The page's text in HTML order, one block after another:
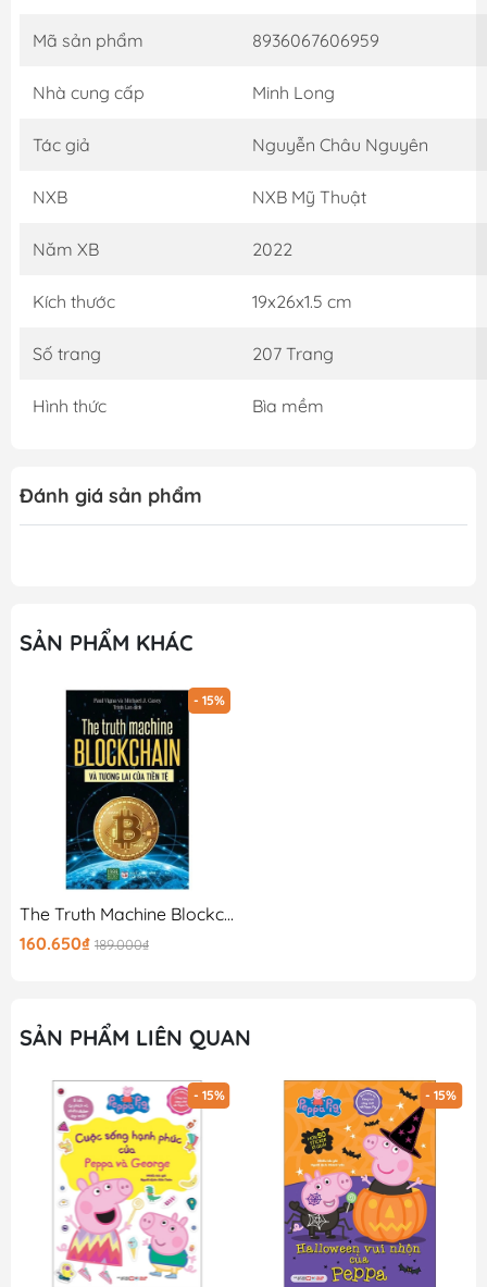
Mã sản phẩm 8936067606959
Nhà cung cấp Minh Long
Tác giả Nguyễn Châu Nguyên
NXB NXB Mỹ Thuật
Năm XB 2022
Kích thước 19x26x1.5 cm
Số trang 207 Trang
Hình thức Bìa mềm
Đánh giá sản phẩm
SẢN PHẨM KHÁC
- 15%
The Truth Machine Blockchain Và Tương Lai Của Tiền Tệ
160.650₫ 189.000₫
SẢN PHẨM LIÊN QUAN
- 15% - 15%